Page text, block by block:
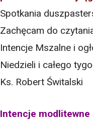
Spotkania
Zachęcam do
Intencje Mszalne i
Niedzieli i całego
Ks. Robert Świtalski
Intencje modlitewne